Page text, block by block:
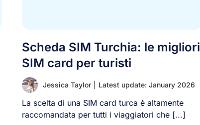
Scheda SIM Turchia: le migliori
SIM card per turisti
Jessica Taylor Latest update: January 2026
La scelta di una SIM card turca è altamente
raccomandata per tutti i viaggiatori che [...]